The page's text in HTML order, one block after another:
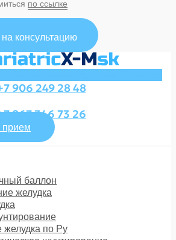
по ссылке
консультацию
906 249 28 48
967 346 73 26
прием
баллон
желудка
по Ру